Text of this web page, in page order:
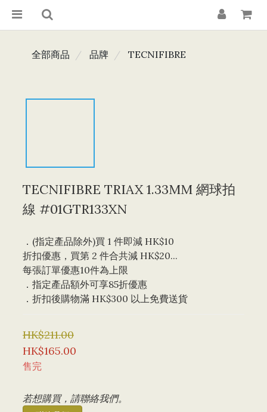
全部商品 品牌 TECNIFIBRE
TECNIFIBRE TRIAX 1.33MM 網球拍
線 #01GTR133XN
．(指定產品除外)買 1 件即減 HK$10
折扣優惠，買第 2 件合共減 HK$20...
每張訂單優惠10件為上限
．指定產品額外可享85折優惠
．折扣後購物滿 HK$300 以上免費送貨
HK$211.00
HK$165.00
售完
若想購買，請聯絡我們。